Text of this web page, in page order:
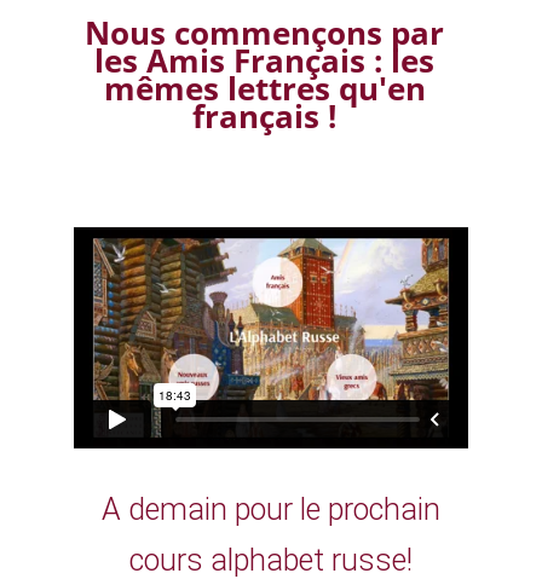
Nous commençons par
les Amis Français : les
mêmes lettres qu'en
français !
A demain pour le prochain
cours alphabet russe!